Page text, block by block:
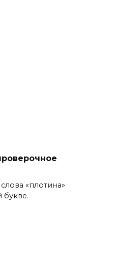
«плотина»
букве.